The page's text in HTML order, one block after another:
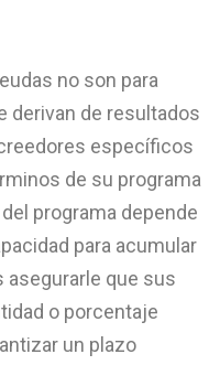
no son para
derivan de resultados
específicos
de su programa
programa depende
para acumular
que sus
o porcentaje
un plazo